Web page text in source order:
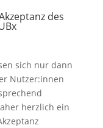
des
sich nur dann
Nutzer:innen
herzlich ein